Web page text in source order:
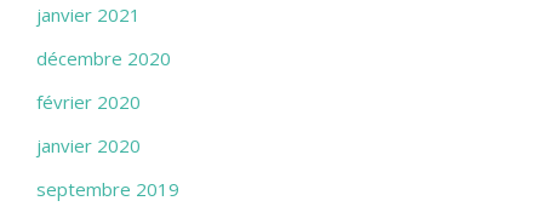
janvier 2021
décembre 2020
février 2020
janvier 2020
septembre 2019